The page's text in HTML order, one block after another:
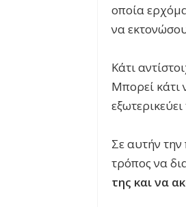
οποία
να
Κάτι
Μπορεί κάτι
Σε αυτήν την
τρόπος να
της και να